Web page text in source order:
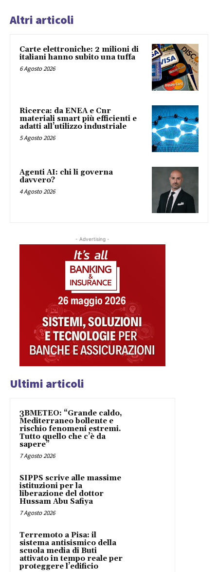
Altri articoli
Carte elettroniche: 2 milioni di
italiani hanno subito una tuffa
6 Agosto 2026
Ricerca: da ENEA e Cnr
materiali smart più efficienti e
adatti all’utilizzo industriale
5 Agosto 2026
Agenti AI: chi li governa
davvero?
4 Agosto 2026
- Advertising -
Ultimi articoli
3BMETEO: “Grande caldo,
Mediterraneo bollente e
rischio fenomeni estremi.
Tutto quello che c’è da
sapere”
7 Agosto 2026
SIPPS scrive alle massime
istituzioni per la
liberazione del dottor
Hussam Abu Safiya
7 Agosto 2026
Terremoto a Pisa: il
sistema antisismico della
scuola media di Buti
attivato in tempo reale per
proteggere l’edificio